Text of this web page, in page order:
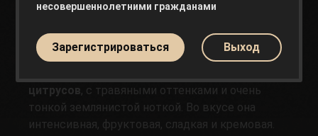
настоящее наслаждение. Доминирующие
ароматы напоминают смесь
карамели
цитрусов, с травяными оттенками и очень
тонкой землянистой ноткой. Во вкусе она
интенсивная, фруктовая, сладкая и кремовая.
несовершеннолетними гражданами
Зарегистрироваться Выход